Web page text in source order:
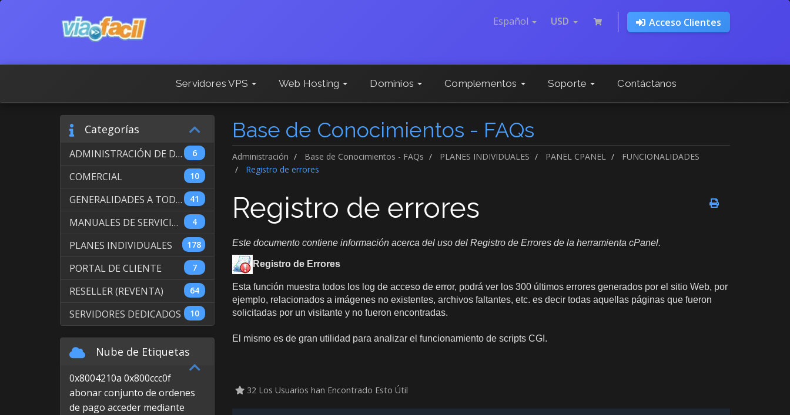
Español USD Acceso Clientes
Servidores VPS Web Hosting Dominios Complementos Soporte Contáctanos
Base de Conocimientos - FAQs
Administración Base de Conocimientos - FAQs PLANES INDIVIDUALES PANEL CPANEL
FUNCIONALIDADES
Registro de errores
Categorías
6
ADMINISTRACIÓN DE DOMINIOS INTERNACIONALES
10
COMERCIAL
41
GENERALIDADES A TODOS LOS SERVICIOS
4
MANUALES DE SERVICIO DE WEB HOSTING
178
PLANES INDIVIDUALES
7
PORTAL DE CLIENTE
64
RESELLER (REVENTA)
10
SERVIDORES DEDICADOS
Registro de errores
Este documento contiene información acerca del uso del Registro de Errores de la herramienta cPanel.
Registro de Errores
Esta función muestra todos los log de acceso de error, podrá ver los 300 últimos errores generados por el sitio Web, por
ejemplo, relacionados a imágenes no existentes, archivos faltantes, etc. es decir todas aquellas páginas que fueron
solicitadas por un visitante y no fueron encontradas.
El mismo es de gran utilidad para analizar el funcionamiento de scripts CGI.
32 Los Usuarios han Encontrado Esto Útil
Nube de Etiquetas
0x8004210a 0x800ccc0f
abonar conjunto de ordenes
de pago acceder mediante